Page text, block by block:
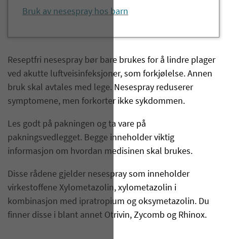
Bruk av nesespray hos barn
Reseptfri nesespray bør bare brukes for å lindre plager
ved akutte luftveisinfeksjoner, som forkjølelse. Annen
bruk skal avtales med lege. Nesespray reduserer
symptomene, men forkorter ikke sykdommen.
Les godt på pakningen og ta vare på
pakningsvedlegget. Begge inneholder viktig
informasjon om hvordan medisinen skal brukes.
Disse rådene gjelder nesespray som inneholder
virkestoffene Xylometazolin, xylometazolin i
kombinasjon med ipratropium og oksymetazolin. Du
finner disse i blant annet Otrivin, Zycomb og Rhinox.